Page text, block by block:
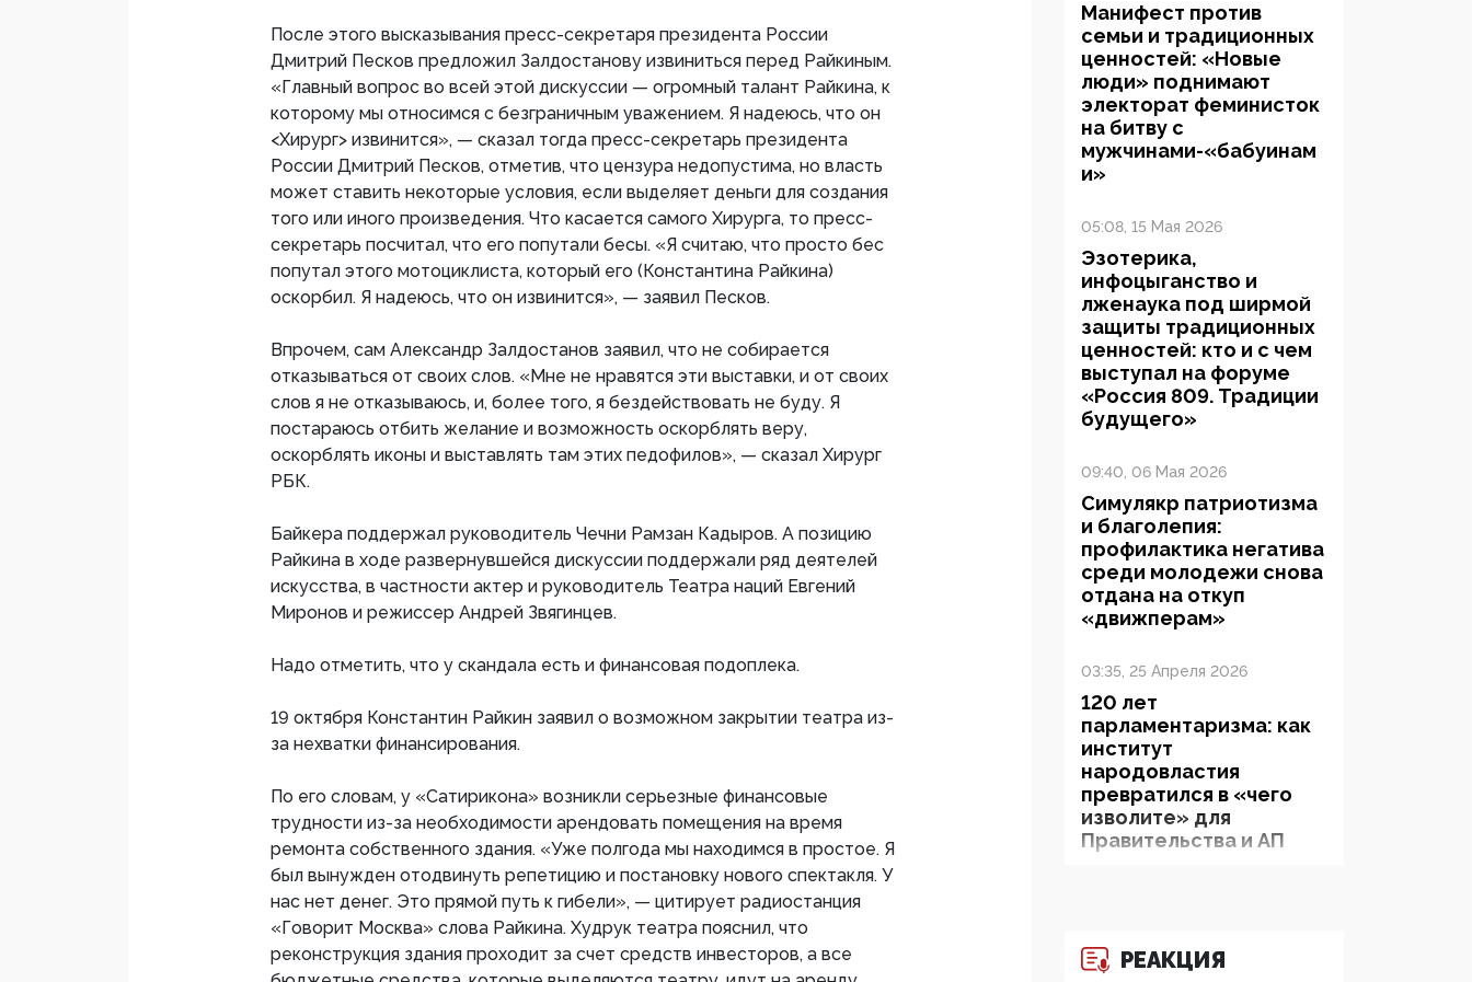
После этого высказывания пресс-секретаря президента России
Дмитрий Песков предложил Залдостанову извиниться перед Райкиным.
«Главный вопрос во всей этой дискуссии — огромный талант Райкина, к
которому мы относимся с безграничным уважением. Я надеюсь, что он
<Хирург> извинится», — сказал тогда пресс-секретарь президента
России Дмитрий Песков, отметив, что цензура недопустима, но власть
может ставить некоторые условия, если выделяет деньги для создания
того или иного произведения. Что касается самого Хирурга, то пресс-
секретарь посчитал, что его попутали бесы. «Я считаю, что просто бес
попутал этого мотоциклиста, который его (Константина Райкина)
оскорбил. Я надеюсь, что он извинится», — заявил Песков.
Впрочем, сам Александр Залдостанов заявил, что не собирается
отказываться от своих слов. «Мне не нравятся эти выставки, и от своих
слов я не отказываюсь, и, более того, я бездействовать не буду. Я
постараюсь отбить желание и возможность оскорблять веру,
оскорблять иконы и выставлять там этих педофилов», — сказал Хирург
РБК.
Байкера поддержал руководитель Чечни Рамзан Кадыров. А позицию
Райкина в ходе развернувшейся дискуссии поддержали ряд деятелей
искусства, в частности актер и руководитель Театра наций Евгений
Миронов и режиссер Андрей Звягинцев.
Надо отметить, что у скандала есть и финансовая подоплека.
19 октября Константин Райкин заявил о возможном закрытии театра из-
за нехватки финансирования.
По его словам, у «Сатирикона» возникли серьезные финансовые
трудности из-за необходимости арендовать помещения на время
ремонта собственного здания. «Уже полгода мы находимся в простое. Я
был вынужден отодвинуть репетицию и постановку нового спектакля. У
нас нет денег. Это прямой путь к гибели», — цитирует радиостанция
«Говорит Москва» слова Райкина. Худрук театра пояснил, что
реконструкция здания проходит за счет средств инвесторов, а все
Манифест против
семьи и традиционных
ценностей: «Новые
люди» поднимают
электорат феминисток
на битву с
мужчинами-«бабуинам
и»
05:08, 15 Мая 2026
Эзотерика,
инфоцыганство и
лженаука под ширмой
защиты традиционных
ценностей: кто и с чем
выступал на форуме
«Россия 809. Традиции
будущего»
09:40, 06 Мая 2026
Симулякр патриотизма
и благолепия:
профилактика негатива
среди молодежи снова
отдана на откуп
«движперам»
03:35, 25 Апреля 2026
120 лет
парламентаризма: как
институт
народовластия
превратился в «чего
изволите» для
Правительства и АП
России – пионер
жесткого внедрения
РЕАКЦИЯ